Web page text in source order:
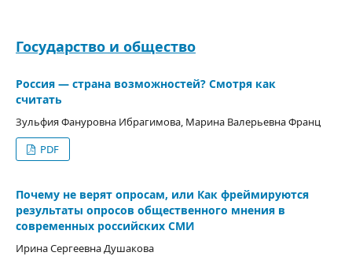
Государство и общество
Россия — страна возможностей? Смотря как
считать
Зульфия Фануровна Ибрагимова, Марина Валерьевна Франц
PDF
Почему не верят опросам, или Как фреймируются
результаты опросов общественного мнения в
современных российских СМИ
Ирина Сергеевна Душакова